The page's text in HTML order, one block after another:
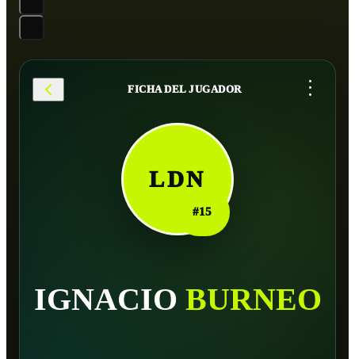
FICHA DEL JUGADOR ...
LDN
#15
IGNACIO BURNEO